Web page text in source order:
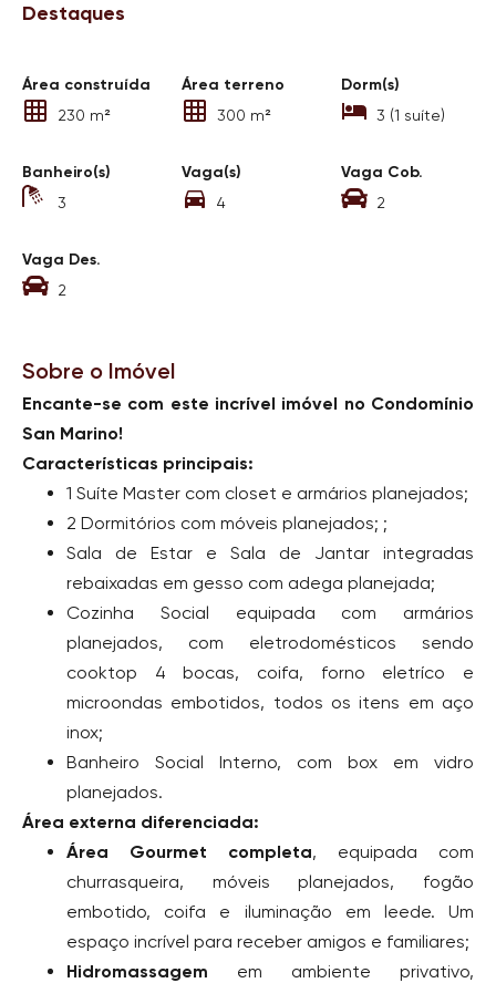
Destaques
Área construída
230 m²
Área terreno
300 m²
Dorm(s)
3 (1 suíte)
Banheiro(s)
3
Vaga(s)
4
Vaga Cob.
2
Vaga Des.
2
Sobre o Imóvel
Encante-se com este incrível imóvel no Condomínio
San Marino!
Características principais:
1 Suíte Master com closet e armários planejados;
2 Dormitórios com móveis planejados; ;
Sala de Estar e Sala de Jantar integradas
rebaixadas em gesso com adega planejada;
Cozinha Social equipada com armários
planejados, com eletrodomésticos sendo
cooktop 4 bocas, coifa, forno eletríco e
microondas embotidos, todos os itens em aço
inox;
Banheiro Social Interno, com box em vidro
planejados.
Área externa diferenciada:
Área Gourmet completa, equipada com
churrasqueira, móveis planejados, fogão
embotido, coifa e iluminação em leede. Um
espaço incrível para receber amigos e familiares;
Hidromassagem em ambiente privativo,